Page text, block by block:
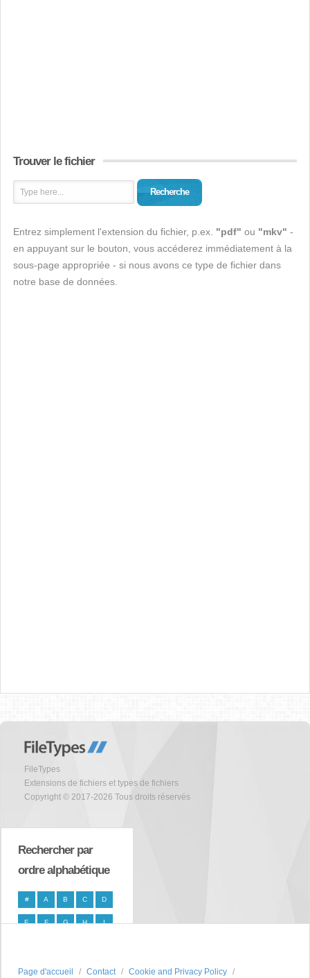
Trouver le fichier
Recherche
Entrez simplement l'extension du fichier, p.ex. "pdf" ou "mkv" -
en appuyant sur le bouton, vous accéderez immédiatement à la
sous-page appropriée - si nous avons ce type de fichier dans
notre base de données.
FileTypes
Extensions de fichiers et types de fichiers
Copyright © 2017-2026 Tous droits réservés
Rechercher par
ordre alphabétique
# A B C D
E F G H I
P S
Page d'accueil Contact Cookie and Privacy Policy